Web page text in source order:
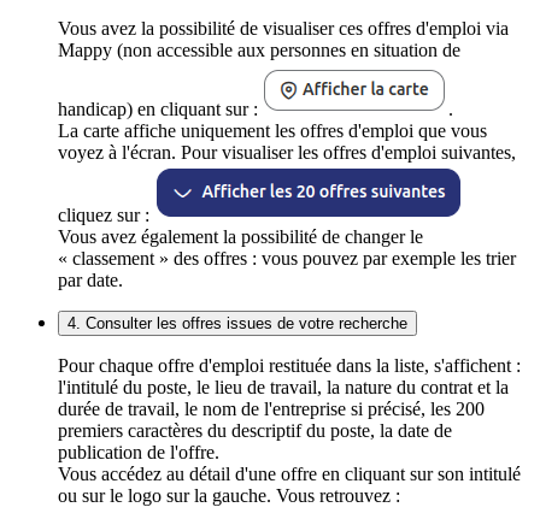
Vous avez la possibilité de visualiser ces offres d'emploi via
Mappy (non accessible aux personnes en situation de
handicap) en cliquant sur :
.
La carte affiche uniquement les offres d'emploi que vous
voyez à l'écran. Pour visualiser les offres d'emploi suivantes,
cliquez sur :
Vous avez également la possibilité de changer le
« classement » des offres : vous pouvez par exemple les trier
par date.
4. Consulter les offres issues de votre recherche
Pour chaque offre d'emploi restituée dans la liste, s'affichent :
l'intitulé du poste, le lieu de travail, la nature du contrat et la
durée de travail, le nom de l'entreprise si précisé, les 200
premiers caractères du descriptif du poste, la date de
publication de l'offre.
Vous accédez au détail d'une offre en cliquant sur son intitulé
ou sur le logo sur la gauche. Vous retrouvez :